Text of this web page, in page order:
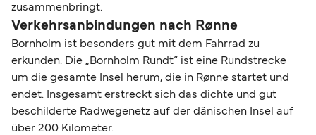
zusammenbringt.
Verkehrsanbindungen nach Rønne
Bornholm ist besonders gut mit dem Fahrrad zu
erkunden. Die „Bornholm Rundt“ ist eine Rundstrecke
um die gesamte Insel herum, die in Rønne startet und
endet. Insgesamt erstreckt sich das dichte und gut
beschilderte Radwegenetz auf der dänischen Insel auf
über 200 Kilometer.